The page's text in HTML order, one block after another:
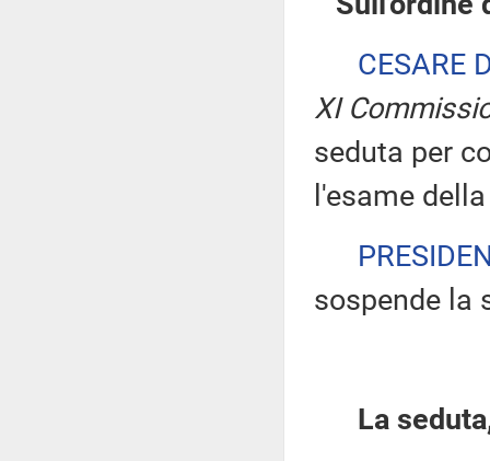
CESARE
XI
seduta per
l'esame
sospende la
La